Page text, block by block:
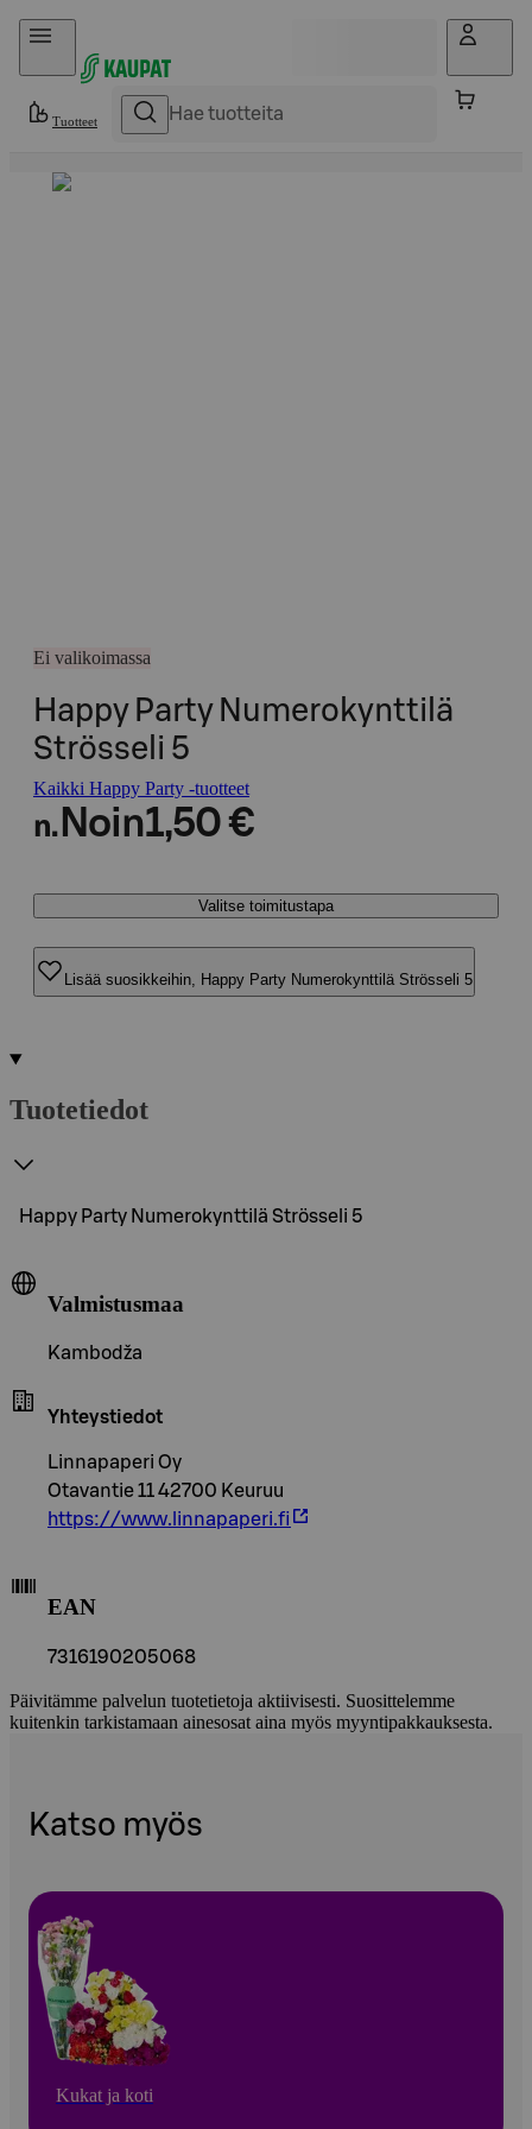
Hyppää sisältöön
Tuotteet
Ei valikoimassa
Happy Party Numerokynttilä
Strösseli 5
Kaikki Happy Party -tuotteet
n. Noin1,50 €
Valitse toimitustapa
Lisää suosikkeihin, Happy Party Numerokynttilä Strösseli 5
Tuotetiedot
Happy Party Numerokynttilä Strösseli 5
Valmistusmaa
Kambodža
Yhteystiedot
Linnapaperi Oy
Otavantie 11 42700 Keuruu
https://www.linnapaperi.fi
EAN
7316190205068
Päivitämme palvelun tuotetietoja aktiivisesti. Suosittelemme
kuitenkin tarkistamaan ainesosat aina myös myyntipakkauksesta.
Katso myös
Kukat ja koti